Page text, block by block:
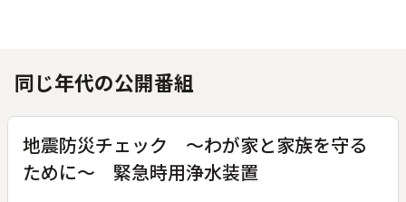
同じ年代の公開番組
地震防災チェック ～わが家と家族を守る
ために～ 緊急時用浄水装置